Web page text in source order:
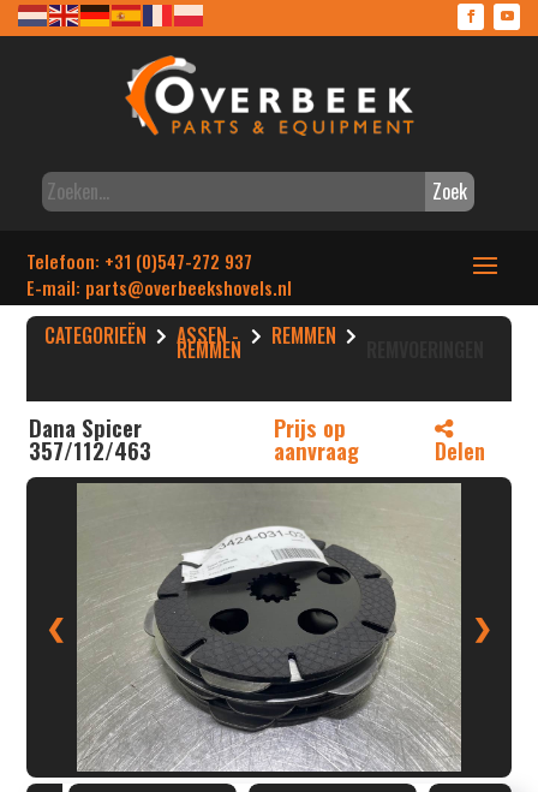
Zoek
Telefoon: +31 (0)547-272 937
E-mail: parts@overbeekshovels.nl
CATEGORIEËN ASSEN -
REMMEN REMMEN
Dana Spicer
357/112/463
Prijs op
aanvraag Delen
❮ ❯